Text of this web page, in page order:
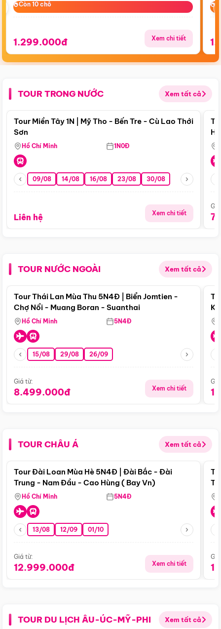
Còn 10 chỗ
Còn 10 chỗ
1.299.000đ Xem chi tiết
TOUR TRONG NƯỚC Xem tất cả
Điểm nổi bật
Tour Miền Tây 1N | Mỹ Tho - Bến Tre - Cù Lao Thới
Sơn
Hồ Chí Minh 1N0Đ
09/08 14/08 16/08 23/08 30/08
Liên hệ Xem chi tiết
TOUR NƯỚC NGOÀI Xem tất cả
Điểm nổi bật
Tour Thái Lan Mùa Thu 5N4Đ | Biển Jomtien -
Chợ Nổi - Muang Boran - Suanthai
Hồ Chí Minh 5N4Đ
15/08 29/08 26/09
Giá từ:
8.499.000đ Xem chi tiết
TOUR CHÂU Á Xem tất cả
Điểm nổi bật
Tour Đài Loan Mùa Hè 5N4Đ | Đài Bắc - Đài
Trung - Nam Đầu - Cao Hùng ( Bay Vn)
Hồ Chí Minh 5N4Đ
13/08 12/09 01/10
Giá từ:
12.999.000đ Xem chi tiết
TOUR DU LỊCH ÂU-ÚC-MỸ-PHI Xem tất cả
Điểm nổi bật